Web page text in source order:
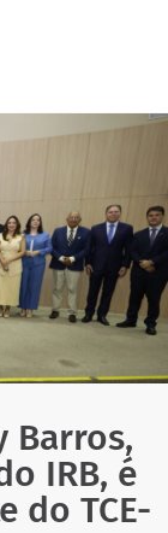
Barros,
IRB, é
do TCE-